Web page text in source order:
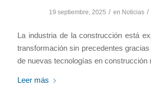
19 septiembre, 2025 / en Noticias /
La industria de la construcción está
transformación sin precedentes
de nuevas tecnologías en construcción
Leer más